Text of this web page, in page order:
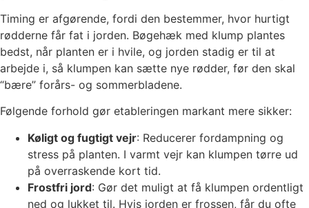
Timing er afgørende, fordi den bestemmer, hvor hurtigt
rødderne får fat i jorden. Bøgehæk med klump plantes
bedst, når planten er i hvile, og jorden stadig er til at
arbejde i, så klumpen kan sætte nye rødder, før den skal
“bære” forårs- og sommerbladene.
Følgende forhold gør etableringen markant mere sikker:
Køligt og fugtigt vejr: Reducerer fordampning og
stress på planten. I varmt vejr kan klumpen tørre ud
på overraskende kort tid.
Frostfri jord: Gør det muligt at få klumpen ordentligt
ned og lukket til. Hvis jorden er frossen, får du ofte